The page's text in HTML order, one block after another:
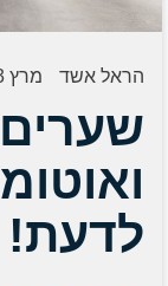
הראל אשד מרץ 23, 2015
לדעת!